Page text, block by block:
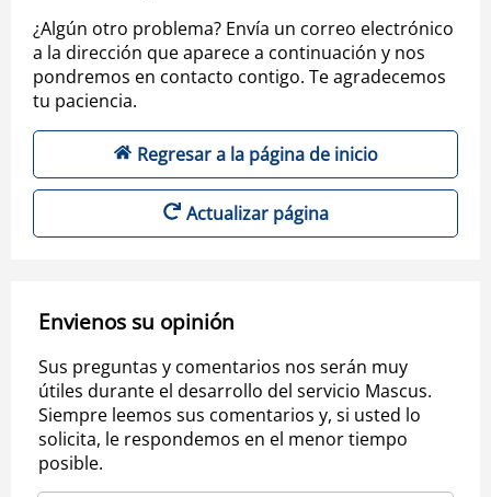
¿Algún otro problema? Envía un correo electrónico
a la dirección que aparece a continuación y nos
pondremos en contacto contigo. Te agradecemos
tu paciencia.
Regresar a la página de inicio
Actualizar página
Envienos su opinión
Sus preguntas y comentarios nos serán muy
útiles durante el desarrollo del servicio Mascus.
Siempre leemos sus comentarios y, si usted lo
solicita, le respondemos en el menor tiempo
posible.